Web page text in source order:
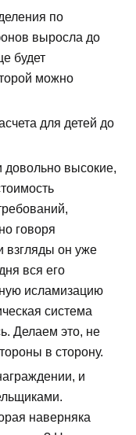
по
выросла до
будет
можно
для детей до
довольно высокие,
говоря
взгляды он уже
вся его
исламизацию
система
Делаем это, не
в сторону.
и
наверняка